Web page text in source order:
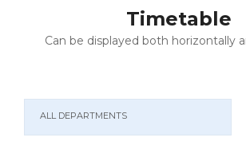
Timetable
Can be displayed both horizontally
ALL DEPARTMENTS